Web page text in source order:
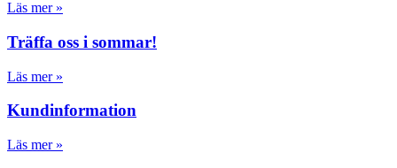
Läs mer »
Träffa oss i sommar!
Läs mer »
Kundinformation
Läs mer »